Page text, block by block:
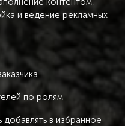
и ведение рекламных
по ролям
в избранное